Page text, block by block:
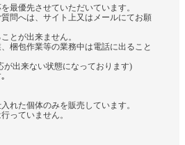
最優先させていただいています。
問へは、サイト上又はメールにてお願
とが出来ません。
梱包作業等の業務中は電話に出ること
が出来ない状態になっております)
れた個体のみを販売しています。
っていません。